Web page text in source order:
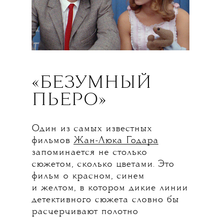
«БЕЗУМНЫЙ
ПЬЕРО»
Один из самых известных
фильмов Жан-Люка Годара
запоминается не столько
сюжетом, сколько цветами. Это
фильм о красном, синем
и желтом, в котором дикие линии
детективного сюжета словно бы
расчерчивают полотно